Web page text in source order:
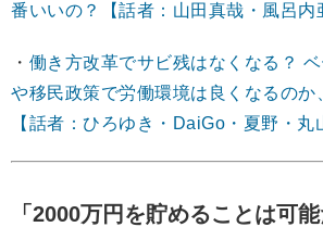
番いいの？【話者：山田真哉・風呂内
・ 働き方改革でサビ残はなくなる？
や移民政策で労働環境は良くなるのか
【話者：ひろゆき・DaiGo・夏野・丸
「2000万円を貯めることは可